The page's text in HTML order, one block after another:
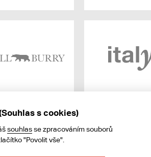
s cookies)
souhlasse zpracováním souborů
"Povolit vše".